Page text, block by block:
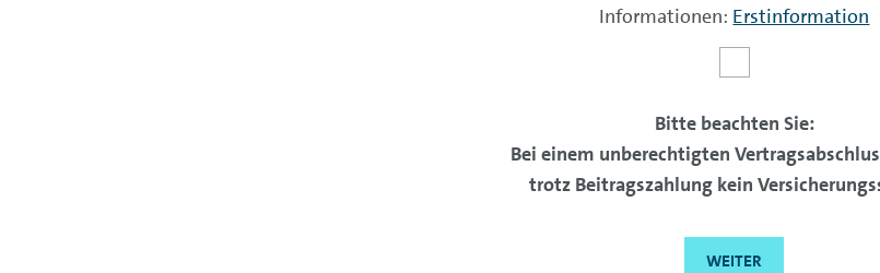
Informationen: Erstinformation
Bitte beachten Sie:
Bei einem unberechtigten
trotz Beitrags­zahlung kein
WEITER